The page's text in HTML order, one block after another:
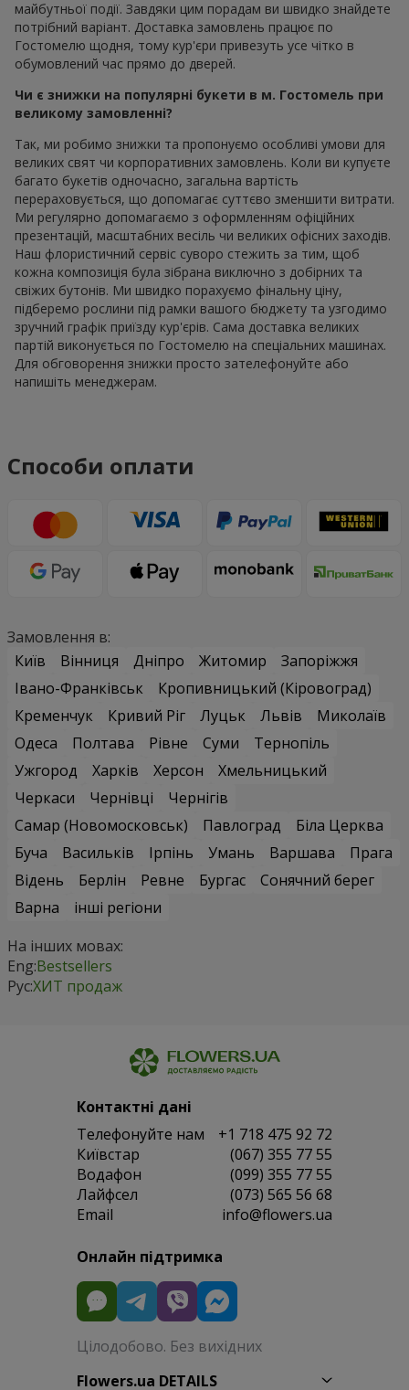
майбутньої події. Завдяки цим порадам ви швидко знайдете
потрібний варіант. Доставка замовлень працює по
Гостомелю щодня, тому кур'єри привезуть усе чітко в
обумовлений час прямо до дверей.
Чи є знижки на популярні букети в м. Гостомель при
великому замовленні?
Так, ми робимо знижки та пропонуємо особливі умови для
великих свят чи корпоративних замовлень. Коли ви купуєте
багато букетів одночасно, загальна вартість
перераховується, що допомагає суттєво зменшити витрати.
Ми регулярно допомагаємо з оформленням офіційних
презентацій, масштабних весіль чи великих офісних заходів.
Наш флористичний сервіс суворо стежить за тим, щоб
кожна композиція була зібрана виключно з добірних та
свіжих бутонів. Ми швидко порахуємо фінальну ціну,
підберемо рослини під рамки вашого бюджету та узгодимо
зручний графік приїзду кур'єрів. Сама доставка великих
партій виконується по Гостомелю на спеціальних машинах.
Для обговорення знижки просто зателефонуйте або
напишіть менеджерам.
Способи оплати
Замовлення в:
Київ
Вінниця Дніпро Житомир
Запоріжжя
Івано-Франківськ
Кропивницький (Кіровоград)
Кременчук
Кривий Ріг Луцьк Львів
Миколаїв
Одеса
Полтава Рівне Суми
Тернопіль
Ужгород
Харків Херсон
Хмельницький
Черкаси
Чернівці
Чернігів
Самар (Новомосковськ)
Павлоград
Біла Церква
Буча
Васильків Ірпінь Умань Варшава
Прага
Відень
Берлін Ревне Бургас
Сонячний берег
Варна
інші регіони
На інших мовах:
Eng:Bestsellers
Рус:ХИТ продаж
Контактні дані
Телефонуйте нам
+1 718 475 92 72
Київстар
(067) 355 77 55
Водафон
(099) 355 77 55
Лайфсел
(073) 565 56 68
Email
info@flowers.ua
Онлайн підтримка
Цілодобово. Без вихідних
Flowers.ua DETAILS